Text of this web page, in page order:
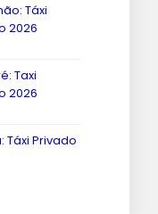
Táxi
2026
Taxi
2026
Táxi Privado